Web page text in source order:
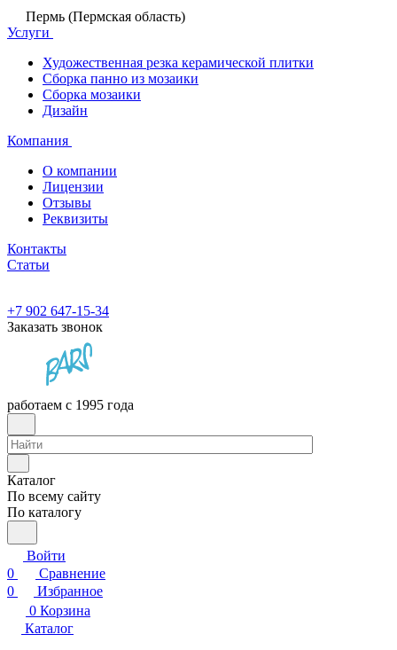
Пермь (Пермская область)
Услуги
Художественная резка керамической плитки
Сборка панно из мозаики
Сборка мозаики
Дизайн
Компания
О компании
Лицензии
Отзывы
Реквизиты
Контакты
Статьи
+7 902 647-15-34
Заказать звонок
работаем с 1995 года
Каталог
По всему сайту
По каталогу
Войти
0
Сравнение
0
Избранное
0 Корзина
Каталог